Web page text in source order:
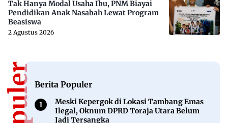
Tak Hanya Modal Usaha Ibu, PNM Biayai
Pendidikan Anak Nasabah Lewat Program
Beasiswa
2 Agustus 2026
Berita Populer
Meski Kepergok di Lokasi Tambang Emas
Ilegal, Oknum DPRD Toraja Utara Belum
Jadi Tersangka